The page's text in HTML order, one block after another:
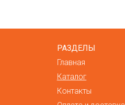
РАЗДЕЛЫ
Главная
Каталог
Контакты